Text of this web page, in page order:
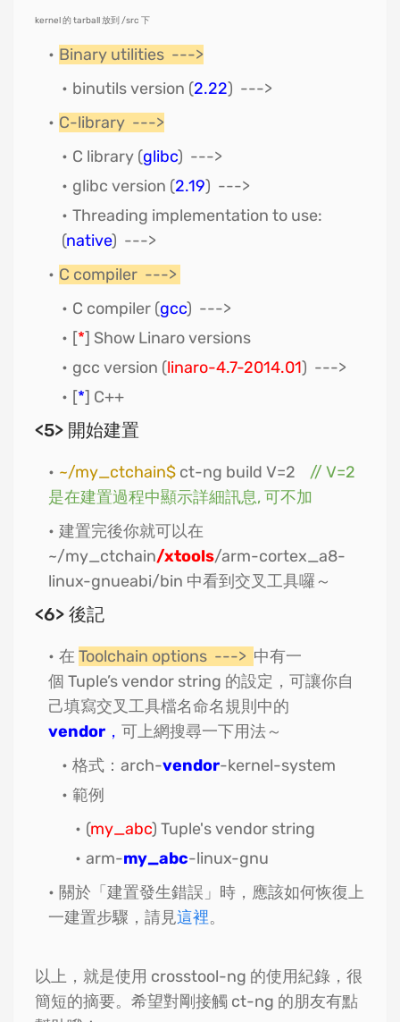
kernel 的 tarball 放到 /src 下
Binary utilities --->
binutils version (2.22) --->
C-library --->
C library (glibc) --->
glibc version (2.19) --->
Threading implementation to use:
(native) --->
C compiler --->
C compiler (gcc) --->
[*] Show Linaro versions
gcc version (linaro-4.7-2014.01) --->
[*] C++
<5> 開始建置
~/my_ctchain$ ct-ng build V=2 // V=2
是在建置過程中顯示詳細訊息, 可不加
建置完後你就可以在
~/my_ctchain/xtools/arm-cortex_a8-
linux-gnueabi/bin 中看到交叉工具囉～
<6> 後記
在 Toolchain options ---> 中有一
個 Tuple’s vendor string 的設定，可讓你自
己填寫交叉工具檔名命名規則中的
vendor ， 可上網搜尋一下用法～
格式：arch-vendor-kernel-system
範例
(my_abc) Tuple's vendor string
arm-my_abc-linux-gnu
關於「建置發生錯誤」時，應該如何恢復上
一建置步驟，請見這裡。
以上，就是使用 crosstool-ng 的使用紀錄，很
簡短的摘要。希望對剛接觸 ct-ng 的朋友有點